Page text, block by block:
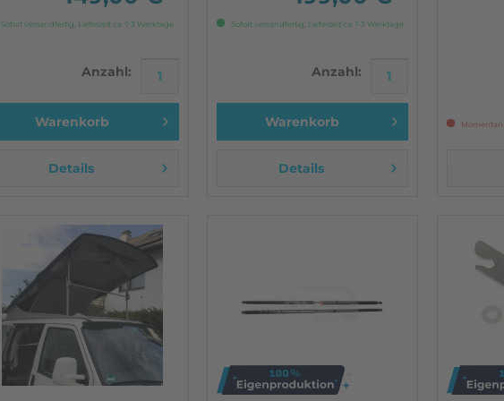
Sofort versandfertig, Lieferzeit ca. 1-3 Werktage
Anzahl:
Warenkorb
Details
Sofort versandfertig, Lieferzeit ca. 1-3 Werktage
Anzahl:
Warenkorb
Details